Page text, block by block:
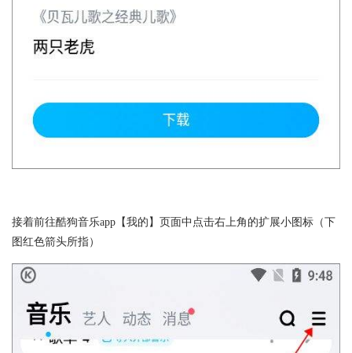
接着前往酷狗音乐app【我的】页面中点击右上角的扩展小图标（下
图红色箭头所指）